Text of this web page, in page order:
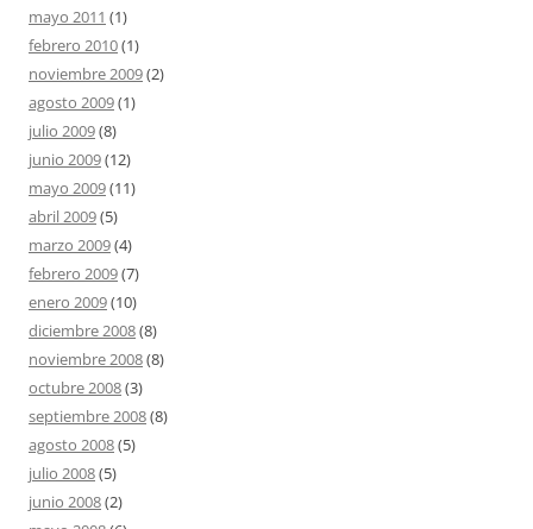
mayo 2011 (1)
febrero 2010(1)
noviembre 2009(2)
agosto 2009(1)
julio 2009(8)
junio 2009(12)
mayo 2009(11)
abril 2009(5)
marzo 2009(4)
febrero 2009(7)
enero 2009(10)
diciembre 2008(8)
noviembre 2008(8)
octubre 2008(3)
septiembre 2008(8)
agosto 2008(5)
julio 2008(5)
junio 2008(2)